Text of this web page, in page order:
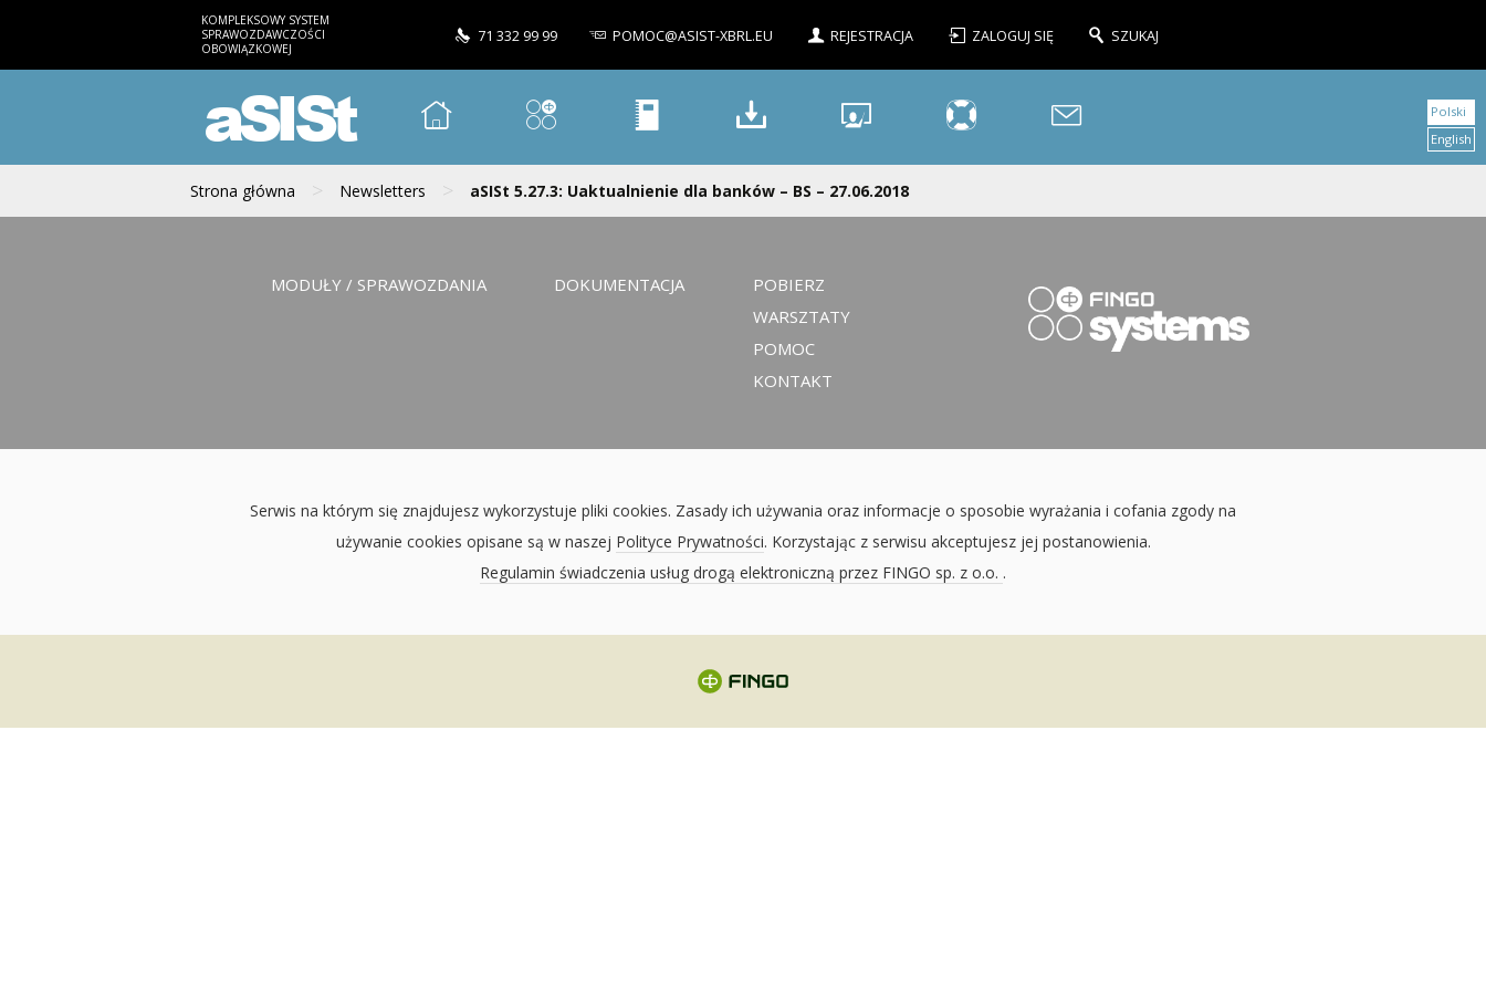
KOMPLEKSOWY SYSTEM
SPRAWOZDAWCZOŚCI
OBOWIĄZKOWEJ
71 332 99 99 POMOC@ASIST-XBRL.EU REJESTRACJA ZALOGUJ SIĘ SZUKAJ
aSISt
Strona główna > Newsletters > aSISt 5.27.3: Uaktualnienie dla banków – BS – 27.06.2018
Polski
English
MODUŁY / SPRAWOZDANIA DOKUMENTACJA
POBIERZ
WARSZTATY
POMOC
KONTAKT
Serwis na którym się znajdujesz wykorzystuje pliki cookies. Zasady ich używania oraz informacje o sposobie wyrażania i cofania zgody na
używanie cookies opisane są w naszej Polityce Prywatności. Korzystając z serwisu akceptujesz jej postanowienia.
Regulamin świadczenia usług drogą elektroniczną przez FINGO sp. z o.o. .